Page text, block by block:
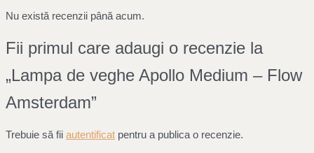
Nu există recenzii până acum.
Fii primul care adaugi o recenzie la
„Lampa de veghe Apollo Medium – Flow
Amsterdam”
Trebuie să fii autentificat pentru a publica o recenzie.